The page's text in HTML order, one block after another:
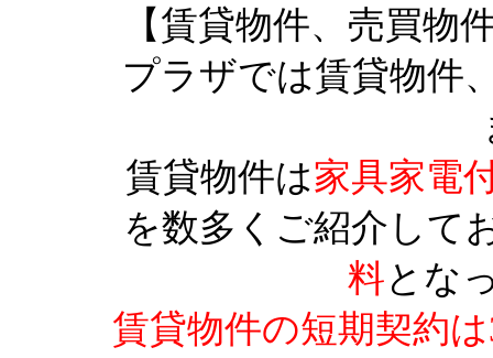
【賃貸物件、売買物
プラザでは賃貸物件
賃貸物件は家具家電
を数多くご紹介して
料とな
賃貸物件の短期契約